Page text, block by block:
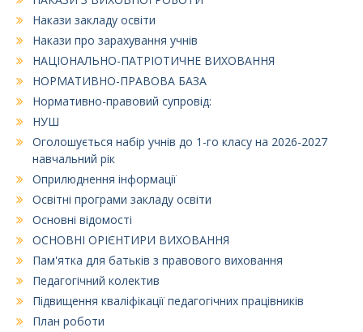
Накази закладу освіти
Накази про зарахування учнів
НАЦІОНАЛЬНО-ПАТРІОТИЧНЕ ВИХОВАННЯ
НОРМАТИВНО-ПРАВОВА БАЗА
Нормативно-правовий супровід:
НУШ
Оголошується набір учнів до 1-го класу на 2026-2027
навчальний рік
Оприлюднення інформації
Освітні програми закладу освіти
Основні відомості
ОСНОВНІ ОРІЄНТИРИ ВИХОВАННЯ
Пам'ятка для батьків з правового виховання
Педагогічний колектив
Підвищення кваліфікації педагогічних працівників
План роботи